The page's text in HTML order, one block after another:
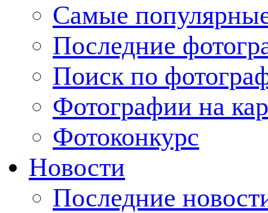
Cамые
Последние
Поиск по
Фотографии на
Фотоконкурс
Новости
Последние